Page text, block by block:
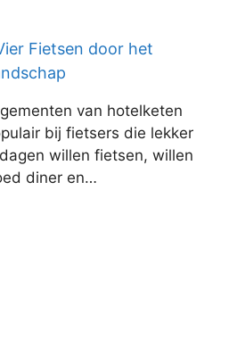
Fietsen door het
van hotelketen
bij fietsers die lekker
willen fietsen, willen
diner en…